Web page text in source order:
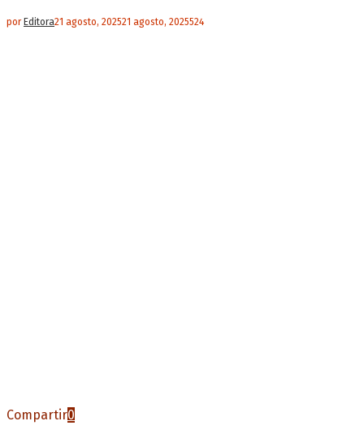
porEditora21 agosto, 202521 agosto, 2025524
Compartir0